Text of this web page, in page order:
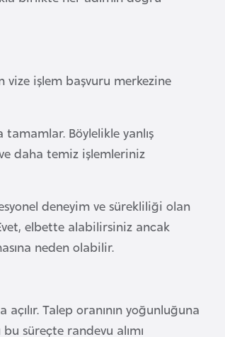
işlem başvuru merkezine
tamamlar. Böylelikle yanlış
daha temiz işlemleriniz
deneyim ve sürekliliği olan
elbette alabilirsiniz ancak
neden olabilir.
Talep oranının yoğunluğuna
süreçte randevu alımı